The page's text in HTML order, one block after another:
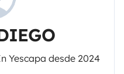
Yescapa desde 2024